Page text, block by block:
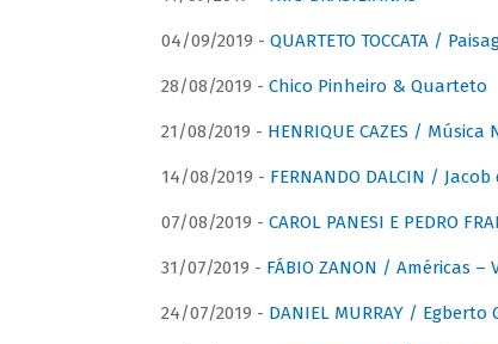
04/09/2019 - QUARTETO TOCCATA /
28/08/2019 - Chico Pinheiro & Quarteto
21/08/2019 - HENRIQUE CAZES /
14/08/2019 - FERNANDO DALCIN /
07/08/2019 - CAROL PANESI E PEDRO
31/07/2019 - FÁBIO ZANON / Américas –
24/07/2019 - DANIEL MURRAY /